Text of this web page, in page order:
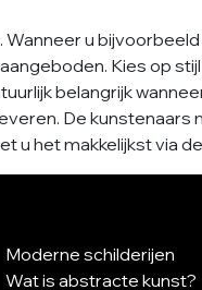
u
Kies op
belangrijk
De kunstenaars
u het makkelijkst via
Moderne schilderijen
Wat is abstracte kunst?